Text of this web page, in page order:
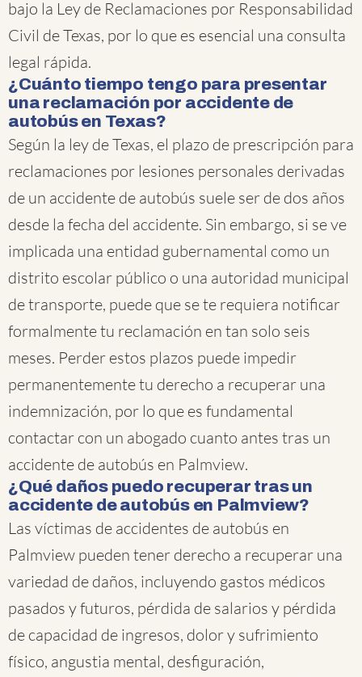
bajo la Ley de Reclamaciones por Responsabilidad
Civil de Texas, por lo que es esencial una consulta
legal rápida.
¿Cuánto tiempo tengo para presentar
una reclamación por accidente de
autobús en Texas?
Según la ley de Texas, el plazo de prescripción para
reclamaciones por lesiones personales derivadas
de un accidente de autobús suele ser de dos años
desde la fecha del accidente. Sin embargo, si se ve
implicada una entidad gubernamental como un
distrito escolar público o una autoridad municipal
de transporte, puede que se te requiera notificar
formalmente tu reclamación en tan solo seis
meses. Perder estos plazos puede impedir
permanentemente tu derecho a recuperar una
indemnización, por lo que es fundamental
contactar con un abogado cuanto antes tras un
accidente de autobús en Palmview.
¿Qué daños puedo recuperar tras un
accidente de autobús en Palmview?
Las víctimas de accidentes de autobús en
Palmview pueden tener derecho a recuperar una
variedad de daños, incluyendo gastos médicos
pasados y futuros, pérdida de salarios y pérdida
de capacidad de ingresos, dolor y sufrimiento
físico, angustia mental, desfiguración,